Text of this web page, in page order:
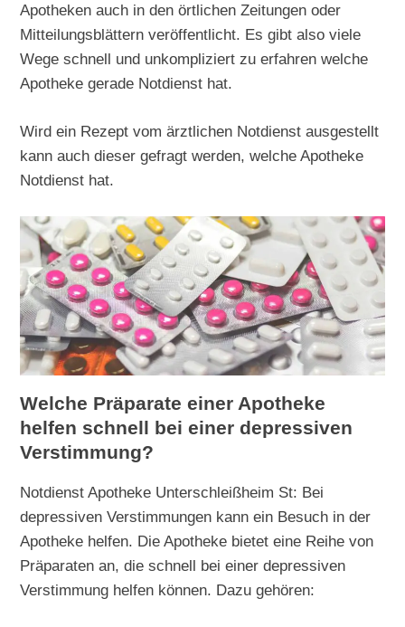
Apotheken auch in den örtlichen Zeitungen oder
Mitteilungsblättern veröffentlicht. Es gibt also viele
Wege schnell und unkompliziert zu erfahren welche
Apotheke gerade Notdienst hat.
Wird ein Rezept vom ärztlichen Notdienst ausgestellt
kann auch dieser gefragt werden, welche Apotheke
Notdienst hat.
Welche Präparate einer Apotheke
helfen schnell bei einer depressiven
Verstimmung?
Notdienst Apotheke Unterschleißheim St: Bei
depressiven Verstimmungen kann ein Besuch in der
Apotheke helfen. Die Apotheke bietet eine Reihe von
Präparaten an, die schnell bei einer depressiven
Verstimmung helfen können. Dazu gehören: